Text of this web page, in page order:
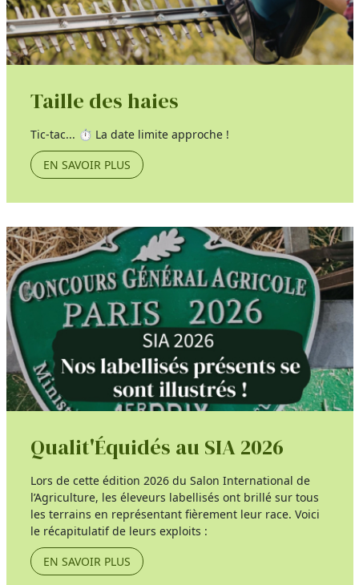
Taille des haies
Tic-tac... ⏱️ La date limite approche !
EN SAVOIR PLUS
Qualit'Équidés au SIA 2026
Lors de cette édition 2026 du Salon International de
l’Agriculture, les éleveurs labellisés ont brillé sur tous
les terrains en représentant fièrement leur race. Voici
le récapitulatif de leurs exploits :
EN SAVOIR PLUS